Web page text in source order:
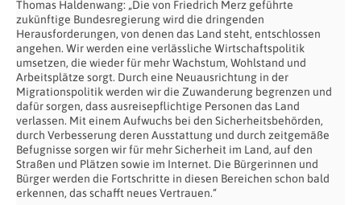
Thomas Haldenwang: „Die von Friedrich Merz geführte
zukünftige Bundesregierung wird die dringenden
Herausforderungen, von denen das Land steht, entschlossen
angehen. Wir werden eine verlässliche Wirtschaftspolitik
umsetzen, die wieder für mehr Wachstum, Wohlstand und
Arbeitsplätze sorgt. Durch eine Neuausrichtung in der
Migrationspolitik werden wir die Zuwanderung begrenzen und
dafür sorgen, dass ausreisepflichtige Personen das Land
verlassen. Mit einem Aufwuchs bei den Sicherheitsbehörden,
durch Verbesserung deren Ausstattung und durch zeitgemäße
Befugnisse sorgen wir für mehr Sicherheit im Land, auf den
Straßen und Plätzen sowie im Internet. Die Bürgerinnen und
Bürger werden die Fortschritte in diesen Bereichen schon bald
erkennen, das schafft neues Vertrauen.“